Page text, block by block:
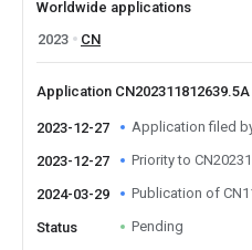
Worldwide applications
2023
CN
Application
2023-12-27 Application filed
2023-12-27 Priority to
2024-03-29 Publication of
Status Pending